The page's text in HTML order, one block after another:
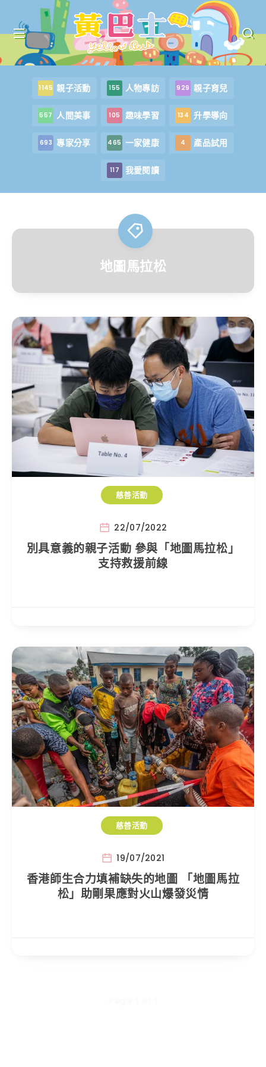
1145 親子活動 155 人物專訪 929 親子育兒
557 人間美事 105 趣味學習 134 升學導向
693 專家分享 465 一家健康 4 產品試用
117 我愛閱讀
地圖馬拉松
慈善活動
22/07/2022
別具意義的親子活動 參與「地圖馬拉松」
支持救援前線
慈善活動
19/07/2021
香港師生合力填補缺失的地圖 「地圖馬拉
松」助剛果應對火山爆發災情